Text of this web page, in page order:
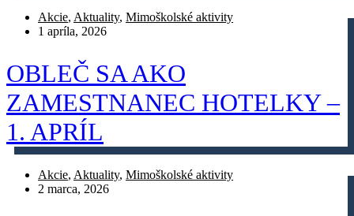
Akcie, Aktuality, Mimoškolské aktivity
1 apríla, 2026
OBLEČ SA AKO
ZAMESTNANEC HOTELKY –
1. APRÍL
Akcie, Aktuality, Mimoškolské aktivity
2 marca, 2026